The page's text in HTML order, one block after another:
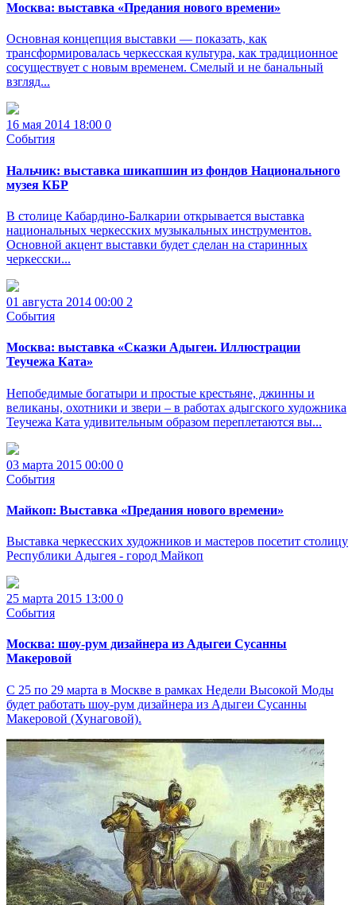
Москва: выставка «Предания нового времени»
Основная концепция выставки — показать, как
трансформировалась черкесская культура, как традиционное
сосуществует с новым временем. Смелый и не банальный
взгляд...
16 мая 2014 18:00 0
События
Нальчик: выставка шикапшин из фондов Национального
музея КБР
В столице Кабардино-Балкарии открывается выставка
национальных черкесских музыкальных инструментов.
Основной акцент выставки будет сделан на старинных
черкесски...
01 августа 2014 00:00 2
События
Москва: выставка «Сказки Адыгеи. Иллюстрации
Теучежа Ката»
Непобедимые богатыри и простые крестьяне, джинны и
великаны, охотники и звери – в работах адыгского художника
Теучежа Ката удивительным образом переплетаются вы...
03 марта 2015 00:00 0
События
Майкоп: Выставка «Предания нового времени»
Выставка черкесских художников и мастеров посетит столицу
Республики Адыгея - город Майкоп
25 марта 2015 13:00 0
События
Москва: шоу-рум дизайнера из Адыгеи Сусанны
Макеровой
С 25 по 29 марта в Москве в рамках Недели Высокой Моды
будет работать шоу-рум дизайнера из Адыгеи Сусанны
Макеровой (Хунаговой).